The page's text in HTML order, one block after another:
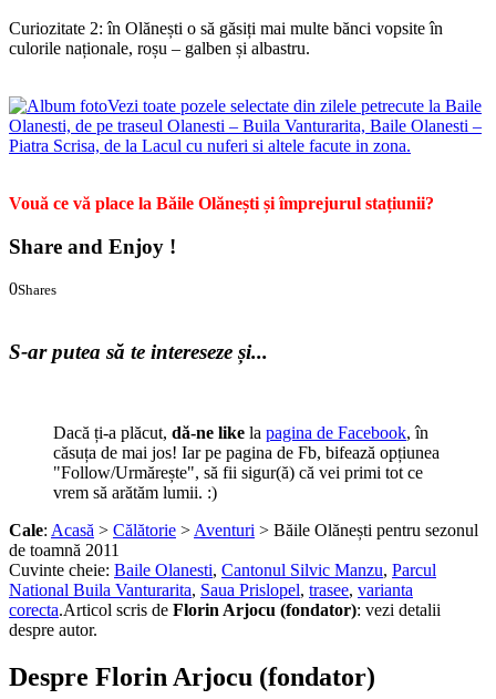
Curiozitate 2: în Olănești o să găsiți mai multe bănci vopsite în
culorile naționale, roșu – galben și albastru.
Vezi toate pozele selectate din zilele petrecute la Baile
Olanesti, de pe traseul Olanesti – Buila Vanturarita, Baile Olanesti –
Piatra Scrisa, de la Lacul cu nuferi si altele facute in zona.
Vouă ce vă place la Băile Olănești și împrejurul stațiunii?
Share and Enjoy !
0Shares
S-ar putea să te intereseze și...
Dacă ți-a plăcut, dă-ne like la pagina de Facebook, în
căsuța de mai jos! Iar pe pagina de Fb, bifează opțiunea
"Follow/Urmărește", să fii sigur(ă) că vei primi tot ce
vrem să arătăm lumii. :)
Cale: Acasă > Călătorie > Aventuri > Băile Olănești pentru sezonul
de toamnă 2011
Cuvinte cheie: Baile Olanesti, Cantonul Silvic Manzu, Parcul
National Buila Vanturarita, Saua Prislopel, trasee, varianta
corecta.Articol scris de Florin Arjocu (fondator): vezi detalii
despre autor.
Despre Florin Arjocu (fondator)